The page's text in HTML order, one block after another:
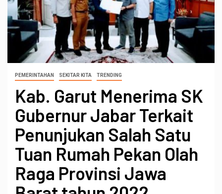
PEMERINTAHAN SEKITAR KITA TRENDING
Kab. Garut Menerima SK
Gubernur Jabar Terkait
Penunjukan Salah Satu
Tuan Rumah Pekan Olah
Raga Provinsi Jawa